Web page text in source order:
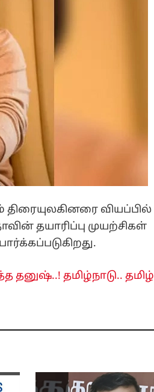
வியப்பில்
தயாரிப்பு முயற்சிகள்
தமிழ்நாடு.. தமிழ்